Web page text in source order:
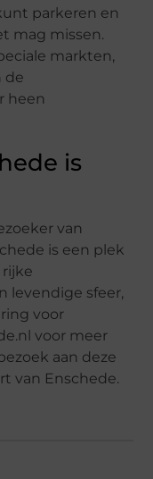
parkeren en
mag missen.
markten,
de
heen
is
van
is een plek
levendige sfeer,
voor
voor meer
aan deze
van Enschede.